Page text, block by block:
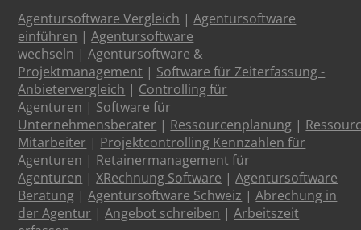
Agentursoftware Vergleich |Agentursoftware
einführen |Agentursoftware
wechseln |Agentursoftware &
Projektmanagement | Software für Zeiterfassung -
Anbietervergleich | Controlling für
Agenturen | Software für
Unternehmensberater | Ressourcenplanung |
Mitarbeiter | Projektcontrolling Kennzahlen für
Agenturen | Retainermanagement für
Agenturen |XRechnung Software |Agentursoftware
Beratung |Agentursoftware Schweiz |Abrechung in
der Agentur |Angebot schreiben |Arbeitszeit